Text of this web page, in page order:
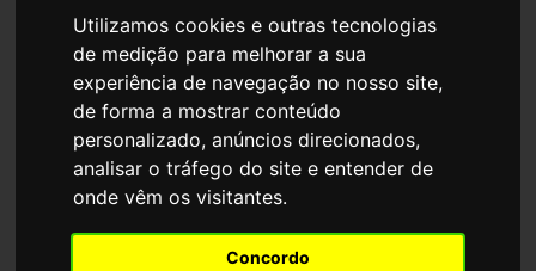
Utilizamos cookies e outras tecnologias
de medição para melhorar a sua
experiência de navegação no nosso site,
de forma a mostrar conteúdo
personalizado, anúncios direcionados,
analisar o tráfego do site e entender de
onde vêm os visitantes.
Concordo